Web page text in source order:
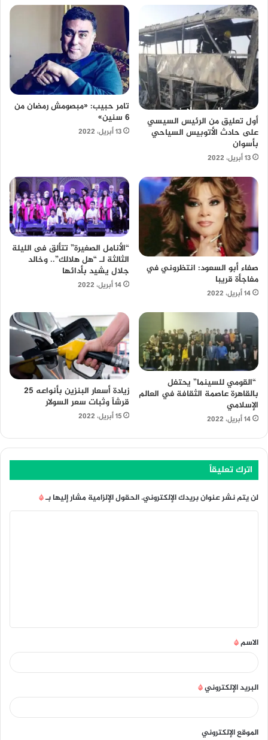
أول تعليق من الرئيس السيسي
على حادث الأتوبيس السياحي
بأسوان
13 أبريل، 2022
تامر حبيب: «مبصومش رمضان من
6 سنين»
13 أبريل، 2022
صفاء أبو السعود: انتظروني في
مفاجأة قريبا
14 أبريل، 2022
“الأنامل الصغيرة” تتألق فى الليلة
الثالثة لـ “هل هلالك”.. وخالد
جلال يشيد بأدائها
14 أبريل، 2022
“القومي للسينما” يحتفل
بالقاهرة عاصمة الثقافة في العالم
الإسلامي
14 أبريل، 2022
زيادة أسعار البنزين بأنواعه 25
قرشاً وثبات سعر السولار
15 أبريل، 2022
اترك تعليقاً
لن يتم نشر عنوان بريدك الإلكتروني.الحقول الإلزامية مشار إليها بـ*
ق
*
الاسم*
البريد الإلكتروني*
الموقع الإلكتروني